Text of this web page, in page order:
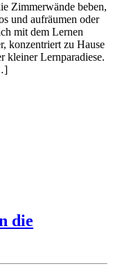
Zimmerwände beben,
und aufräumen oder
mit dem Lernen
konzentriert zu Hause
kleiner Lernparadiese.
die